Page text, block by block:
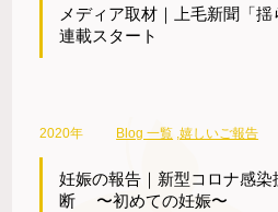
メディア取材｜上毛新聞「
連載スタート
2020年 Blog 一覧 ,嬉しいご報告
妊娠の報告｜新型コロナ感
断 〜初めての妊娠〜